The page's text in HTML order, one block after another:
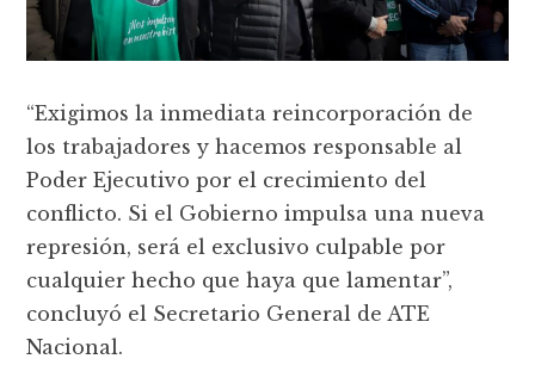
“Exigimos la inmediata reincorporación de
los trabajadores y hacemos responsable al
Poder Ejecutivo por el crecimiento del
conflicto. Si el Gobierno impulsa una nueva
represión, será el exclusivo culpable por
cualquier hecho que haya que lamentar”,
concluyó el Secretario General de ATE
Nacional.